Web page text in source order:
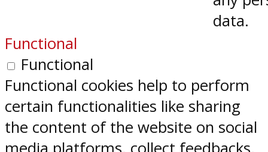
data.
Functional
Functional
Functional cookies help to perform
certain functionalities like sharing
the content of the website on social